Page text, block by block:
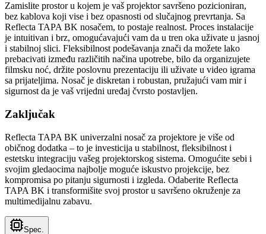
Zamislite prostor u kojem je vaš projektor savršeno pozicioniran,
bez kablova koji vise i bez opasnosti od slučajnog prevrtanja. Sa
Reflecta TAPA BK nosačem, to postaje realnost. Proces instalacije
je intuitivan i brz, omogućavajući vam da u tren oka uživate u jasnoj
i stabilnoj slici. Fleksibilnost podešavanja znači da možete lako
prebacivati između različitih načina upotrebe, bilo da organizujete
filmsku noć, držite poslovnu prezentaciju ili uživate u video igrama
sa prijateljima. Nosač je diskretan i robustan, pružajući vam mir i
sigurnost da je vaš vrijedni uređaj čvrsto postavljen.
Zaključak
Reflecta TAPA BK univerzalni nosač za projektore je više od
običnog dodatka – to je investicija u stabilnost, fleksibilnost i
estetsku integraciju vašeg projektorskog sistema. Omogućite sebi i
svojim gledaocima najbolje moguće iskustvo projekcije, bez
kompromisa po pitanju sigurnosti i izgleda. Odaberite Reflecta
TAPA BK i transformišite svoj prostor u savršeno okruženje za
multimedijalnu zabavu.
Spec.